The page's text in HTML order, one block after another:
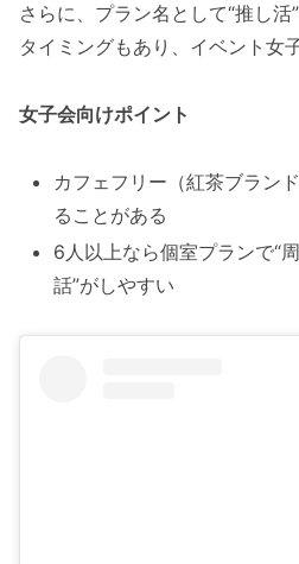
さらに、プラン名として“推し
タイミングもあり、イベント女
女子会向けポイント
カフェフリー（紅茶ブラン
ることがある
6人以上なら個室プランで“
話”がしやすい